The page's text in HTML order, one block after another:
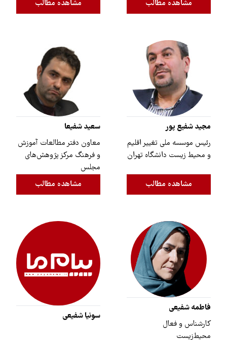
مشاهده مطالب مشاهده مطالب
مجید شفیع پور
رئیس موسسه ملی تغییر اقلیم
و محیط زیست دانشگاه تهران
مشاهده مطالب
سعید شفیعا
معاون دفتر مطالعات آموزش
و فرهنگ مرکز پژوهش‌های
مجلس
مشاهده مطالب
فاطمه شفیعی
کارشناس و فعال
محیط‌زیست
سونیا شفیعی